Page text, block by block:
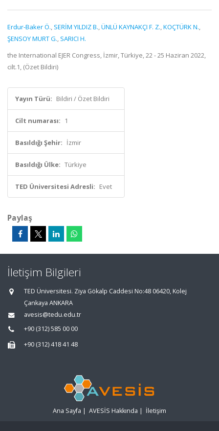
Erdur-Baker Ö., SERİM YILDIZ B.,ÜNLÜ KAYNAKÇI F. Z.,KOÇTÜRK N.,
ŞENSOY MURT G., SARICI H.
the International EJER Congress, İzmir, Türkiye, 22 - 25 Haziran 2022,
cilt.1, (Özet Bildiri)
Yayın Türü: Bildiri / Özet Bildiri
Cilt numarası: 1
Basıldığı Şehir: İzmir
Basıldığı Ülke: Türkiye
TED Üniversitesi Adresli: Evet
Paylaş
İletişim Bilgileri
TED Üniversitesi. Ziya Gökalp Caddesi No:48 06420, Kolej
Çankaya ANKARA
avesis@tedu.edu.tr
+90 (312) 585 00 00
+90 (312) 418 41 48
Ana Sayfa | AVESİS Hakkında | İletişim